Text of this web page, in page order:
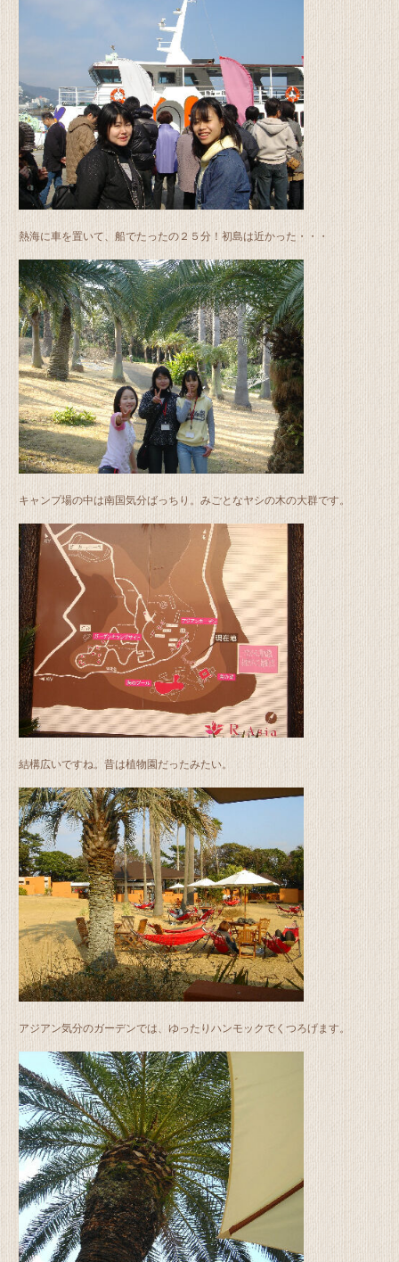
熱海に車を置いて、船でたったの２５分！初島は近かった・・・
キャンプ場の中は南国気分ばっちり。みごとなヤシの木の大群です。
結構広いですね。昔は植物園だったみたい。
アジアン気分のガーデンでは、ゆったりハンモックでくつろげます。